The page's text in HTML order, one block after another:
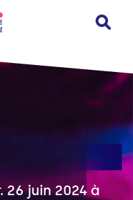
26 juin 2024 à